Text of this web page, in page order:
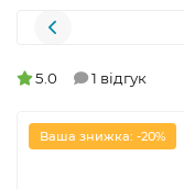
5.0 1 відгук
Ваша знижка: -20%